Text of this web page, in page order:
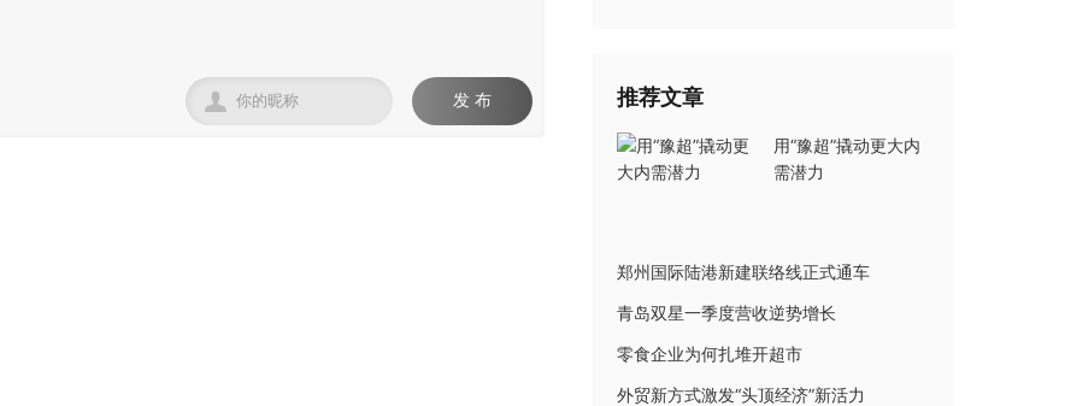
发 布
 推荐文章
用“豫超”撬动更大内
需潜力
郑州国际陆港新建联络线正式通车
青岛双星一季度营收逆势增长
零食企业为何扎堆开超市
外贸新方式激发“头顶经济”新活力